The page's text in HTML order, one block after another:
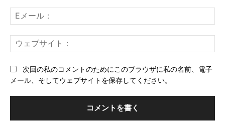
ト：
メ
ー
ェ
次回の私のコメントのためにこのブラウザに私の名前、電子
メール、そしてウェブサイトを保存してください。